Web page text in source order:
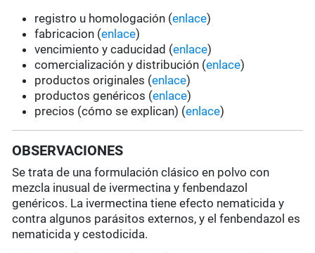
registro u homologación (enlace)
fabricacion (enlace)
vencimiento y caducidad (enlace)
comercialización y distribución (enlace)
productos originales (enlace)
productos genéricos (enlace)
precios (cómo se explican) (enlace)
OBSERVACIONES
Se trata de una formulación clásico en polvo con
mezcla inusual de ivermectina y fenbendazol
genéricos. La ivermectina tiene efecto nematicida y
contra algunos parásitos externos, y el fenbendazol es
nematicida y cestodicida.